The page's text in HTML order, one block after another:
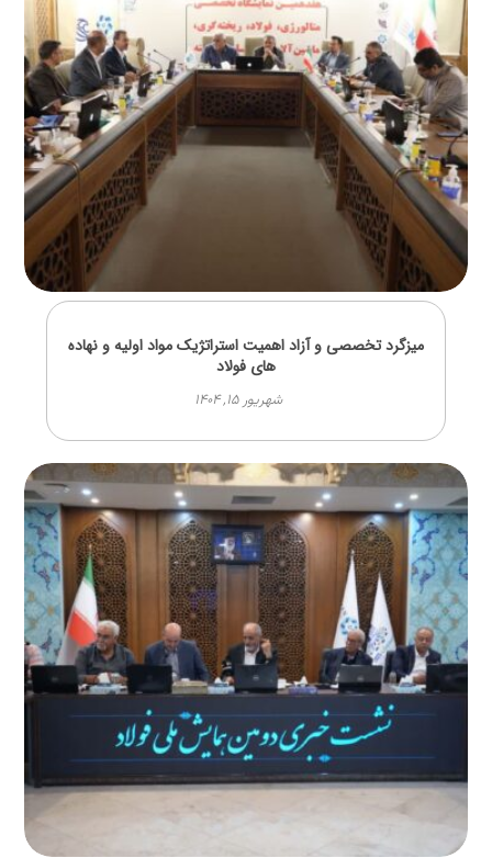
میزگرد تخصصی و آزاد اهمیت استراتژیک مواد اولیه و نهاده
های فولاد
شهریور ۱۵, ۱۴۰۴